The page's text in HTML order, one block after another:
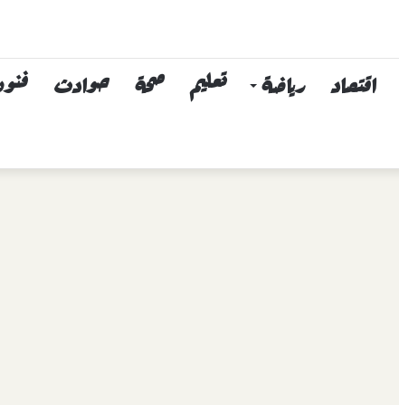
اقتصاد رياضة تعليم صحة حوادث